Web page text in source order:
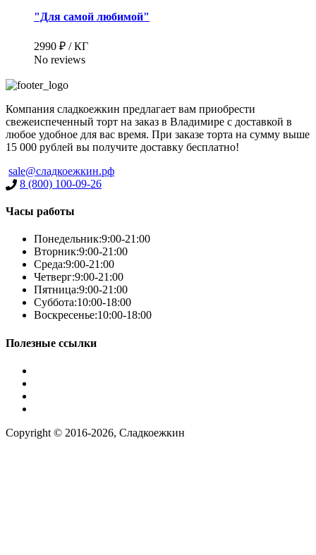
"Для самой любимой"
2990 ₽ / КГ
No reviews
Компания сладкоежкин предлагает вам приобрести
свежеиспеченный торт на заказ в Владимире с доставкой в
любое удобное для вас время. При заказе торта на сумму выше
15 000 рублей вы получите доставку бесплатно!
sale@сладкоежкин.рф
8 (800) 100-09-26
Часы работы
Понедельник:9:00-21:00
Вторник:9:00-21:00
Среда:9:00-21:00
Четверг:9:00-21:00
Пятница:9:00-21:00
Суббота:10:00-18:00
Воскресенье:10:00-18:00
Полезные ссылки
Copyright © 2016-2026, Сладкоежкин